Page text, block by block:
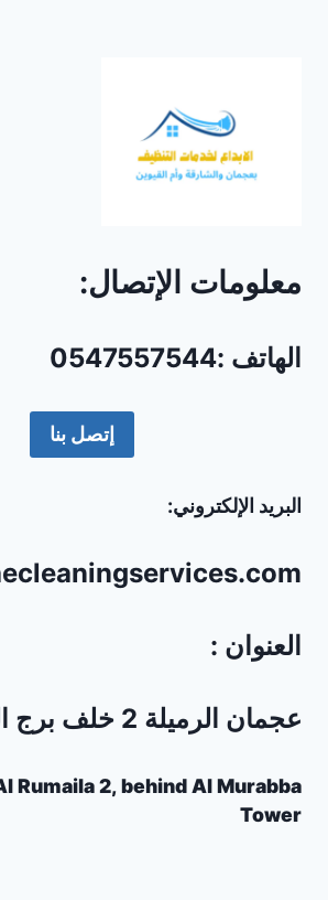
معلومات الإتصال:
الهاتف :0547557544
إتصل بنا
البريد الإلكتروني:
العنوان :
عجمان الرميلة 2 خلف برج المربعة
Rumaila 2, behind Al Murabba
Tower